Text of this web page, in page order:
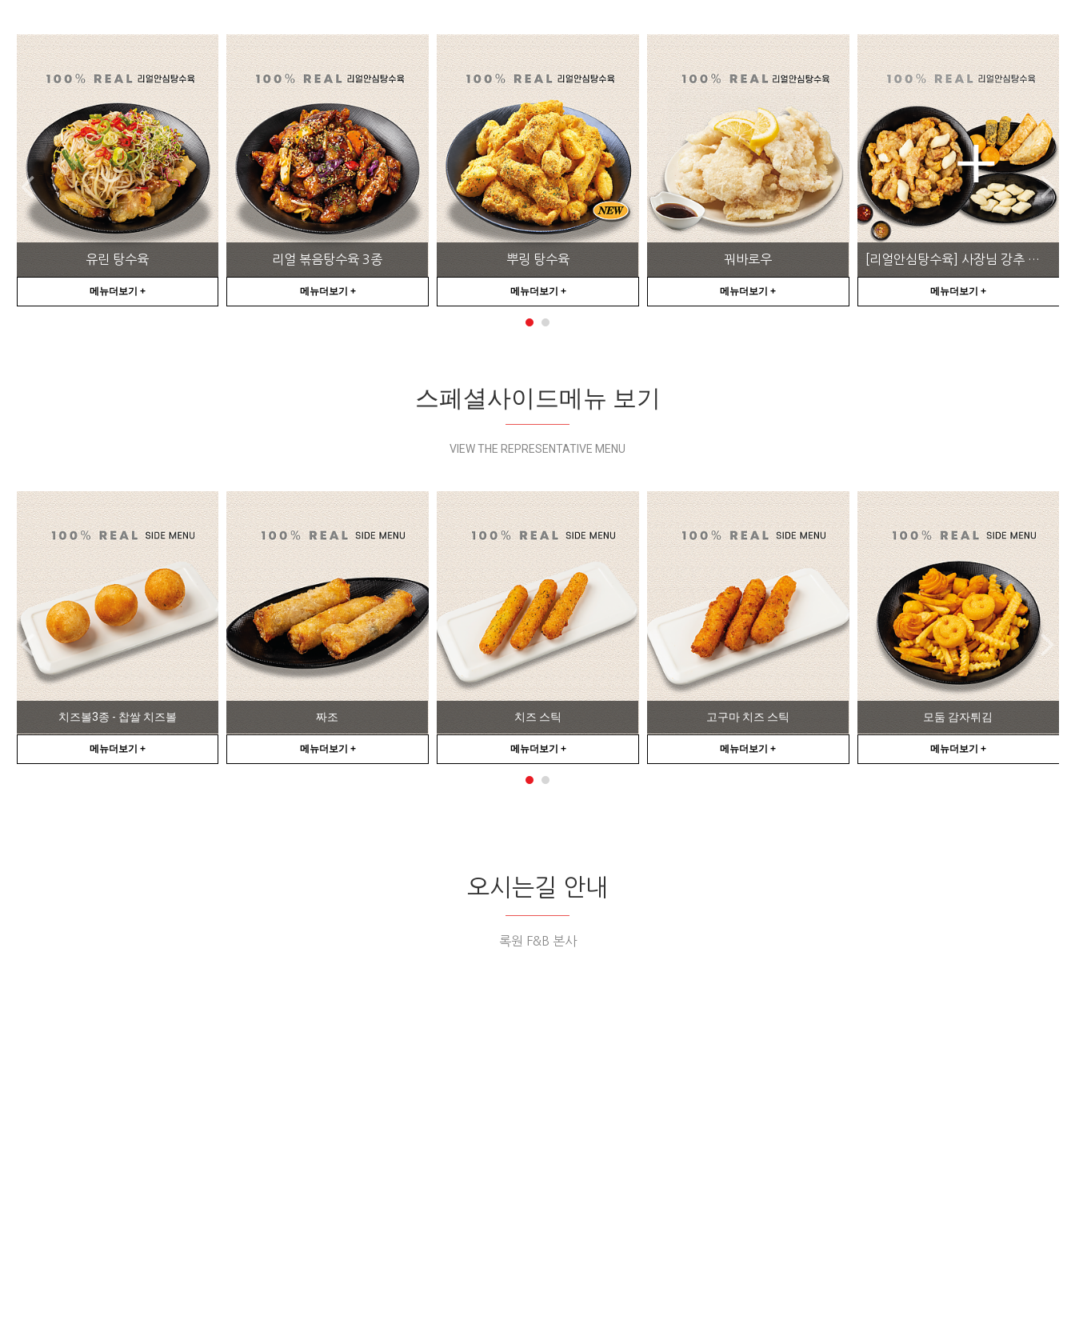
리얼 볶음탕수육 3종
메뉴더보기 +
뿌링 탕수육
메뉴더보기 +
꿔바로우
메뉴더보기 + 메뉴더보기 +
김.피.탕
메뉴더보기 +
스페셜사이드메뉴 보기
VIEW THE REPRESENTATIVE MENU
짜조
메뉴더보기 +
치즈 스틱
메뉴더보기 +
고구마 치즈 스틱
메뉴더보기 +
모둠 감자튀김
메뉴더보기 +
야채 춘권
메뉴더보기 +
오시는길 안내
록원 F&B 본사